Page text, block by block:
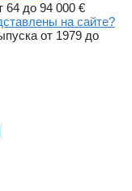
64 до 94 000 €
на сайте?
от 1979 до